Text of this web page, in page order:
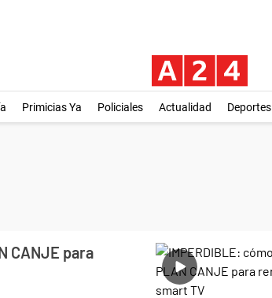
Primicias Ya Policiales Actualidad Deportes
CANJE para